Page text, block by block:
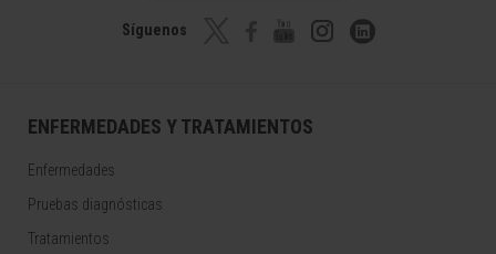
Síguenos
ENFERMEDADES Y TRATAMIENTOS
Enfermedades
Pruebas diagnósticas
Tratamientos